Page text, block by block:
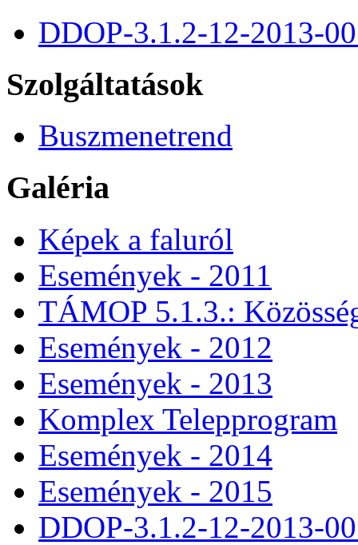
DDOP-3.1.2-12-2013-
Szolgáltatások
Buszmenetrend
Galéria
Képek a faluról
Események - 2011
TÁMOP 5.1.3.:
Események - 2012
Események - 2013
Komplex Telepprogram
Események - 2014
Események - 2015
DDOP-3.1.2-12-2013-